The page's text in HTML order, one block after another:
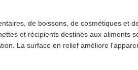
de boissons, de cosmétiques et
et récipients destinés aux aliments
La surface en relief améliore